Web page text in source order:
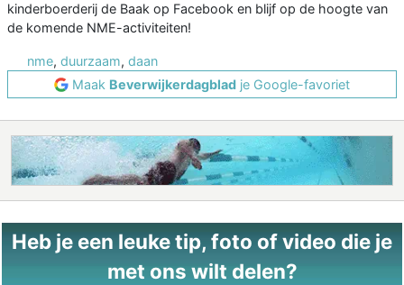
kinderboerderij de Baak op Facebook en blijf op de hoogte van
de komende NME-activiteiten!
nme, duurzaam, daan
Maak Beverwijkerdagblad je Google-favoriet
Heb je een leuke tip, foto of video die je
met ons wilt delen?